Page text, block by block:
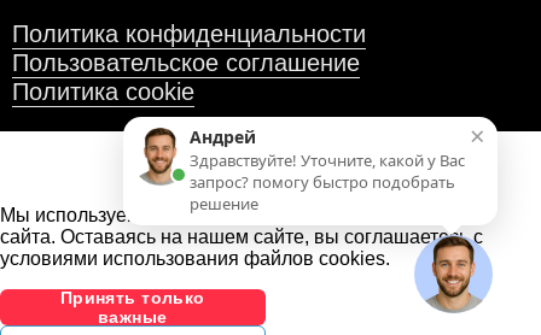
Политика конфиденциальности
Пользовательское соглашение
Политика cookie
Мы используем файлы cookies
сайта. Оставаясь на нашем сайте, вы соглашаетесь с
условиями использования файлов cookies.
Принять только
важные
×
Андрей
Здравствуйте! Уточните, какой у Вас
запрос? помогу быстро подобрать
решение